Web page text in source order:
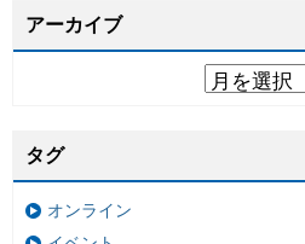
アーカイブ
タグ
オンライン